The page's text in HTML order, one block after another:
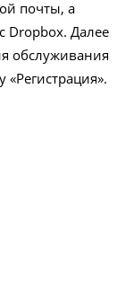
почты, а
Dropbox. Далее
обслуживания